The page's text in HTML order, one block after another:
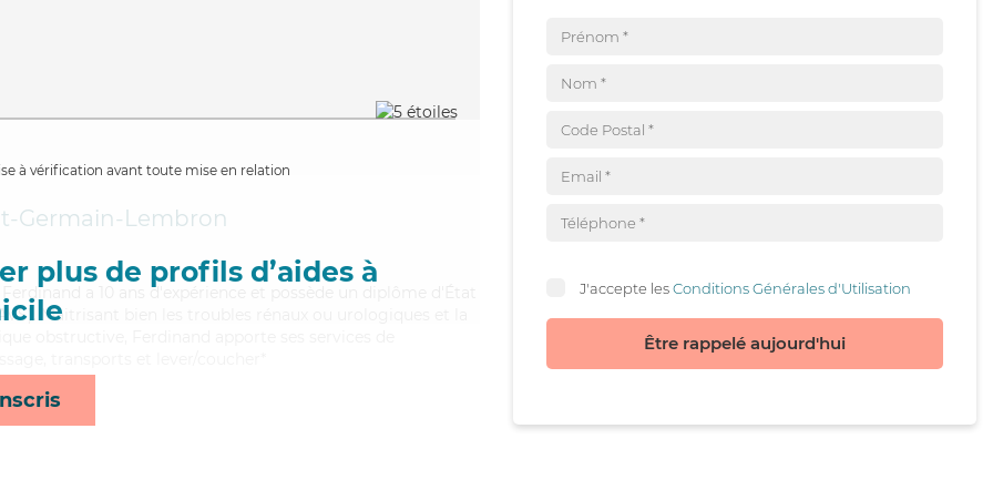
à vérification avant toute mise en relation
plus de profils d’aides à
Germain-Lembron
a 10 ans d'expérience et possède un diplôme d'État
Maitrisant bien les troubles rénaux ou urologiques et la
J'accepte lesConditions Générales d'Utilisation
Être rappelé aujourd'hui